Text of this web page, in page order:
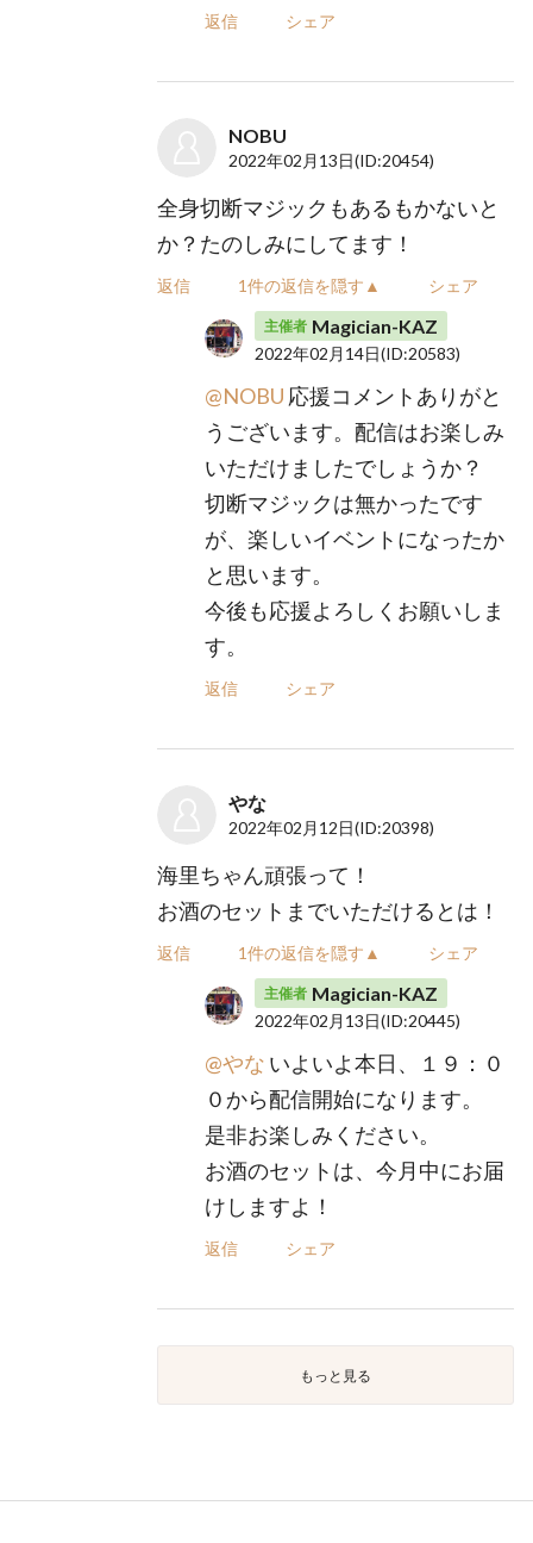
返信 シェア
NOBU
2022年02月13日(ID:20454)
全身切断マジックもあるもかないと
か？たのしみにしてます！
返信 1件の返信を隠す▲ シェア
主催者 Magician-KAZ
2022年02月14日(ID:20583)
@NOBU 応援コメントありがと
うございます。配信はお楽しみ
いただけましたでしょうか？
切断マジックは無かったです
が、楽しいイベントになったか
と思います。
今後も応援よろしくお願いしま
す。
返信 シェア
やな
2022年02月12日(ID:20398)
海里ちゃん頑張って！
お酒のセットまでいただけるとは！
返信 1件の返信を隠す▲ シェア
主催者 Magician-KAZ
2022年02月13日(ID:20445)
@やな いよいよ本日、１９：０
０から配信開始になります。
是非お楽しみください。
お酒のセットは、今月中にお届
けしますよ！
返信 シェア
もっと見る